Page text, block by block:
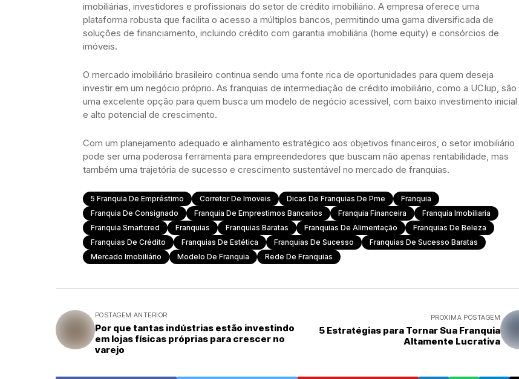
imobiliárias, investidores e profissionais do setor de crédito imobiliário. A empresa oferece uma
plataforma robusta que facilita o acesso a múltiplos bancos, permitindo uma gama diversificada de
soluções de financiamento, incluindo crédito com garantia imobiliária (home equity) e consórcios de
imóveis.
O mercado imobiliário brasileiro continua sendo uma fonte rica de oportunidades para quem deseja
investir em um negócio próprio. As franquias de intermediação de crédito imobiliário, como a UCIup, são
uma excelente opção para quem busca um modelo de negócio acessível, com baixo investimento inicial
e alto potencial de crescimento.
Com um planejamento adequado e alinhamento estratégico aos objetivos financeiros, o setor imobiliário
pode ser uma poderosa ferramenta para empreendedores que buscam não apenas rentabilidade, mas
também uma trajetória de sucesso e crescimento sustentável no mercado de franquias.
5 Franquia De Empréstimo Corretor De Imoveis Dicas De Franquias De Pme
Franquia
Franquia De Consignado
Franquia De Emprestimos Bancarios Franquia Financeira
Franquia Imobiliaria
Franquia Smartcred
Franquias Franquias Baratas Franquias De Alimentação
Franquias De Beleza
Franquias De Crédito
Franquias De Estética Franquias De Sucesso
Franquias De Sucesso Baratas
Mercado Imobiliário
Modelo De Franquia Rede De Franquias
POSTAGEM ANTERIOR
Por que tantas indústrias estão investindo
em lojas físicas próprias para crescer no
varejo
PRÓXIMA POSTAGEM
5 Estratégias para Tornar Sua Franquia
Altamente Lucrativa